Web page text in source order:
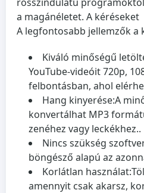
a magánéletet. A kéréseket
A legfontosabb jellemzők a
Kiváló minőségű
YouTube-videóit 720p,
felbontásban, ahol
Hang kinyerése:A
konvertálhat MP3
zenéhez vagy leckékhez..
Nincs szükség
böngésző alapú az
Korlátlan használat:
amennyit csak akarsz,